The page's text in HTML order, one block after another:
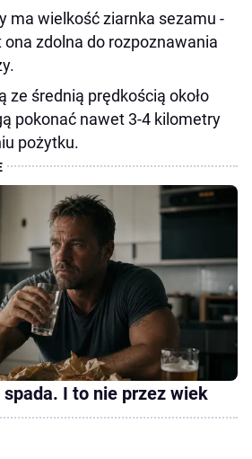
ma wielkość ziarnka sezamu -
zdolna do rozpoznawania
ze średnią prędkością około
pokonać nawet 3-4 kilometry
pożytku.
I to nie przez wiek